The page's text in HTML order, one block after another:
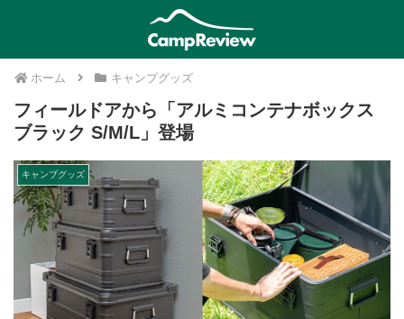
ホーム キャンプグッズ
フィールドアから「アルミコンテナボックス
ブラック S/M/L」登場
キャンプグッズ